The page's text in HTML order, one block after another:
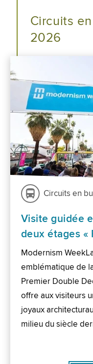
Circuits
2026
Circuits en
Visite guidée
deux étages «
Modernism
emblématique de
Premier Double
offre aux visiteurs
joyaux
milieu du siècle